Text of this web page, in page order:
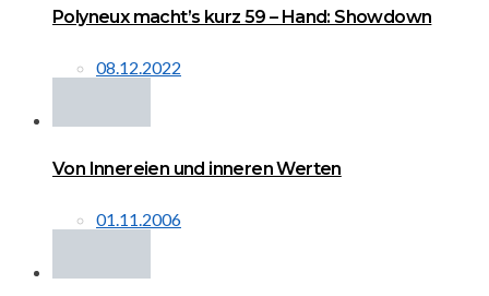
Polyneux macht’s kurz 59 – Hand: Showdown
08.12.2022
Von Innereien und inneren Werten
01.11.2006